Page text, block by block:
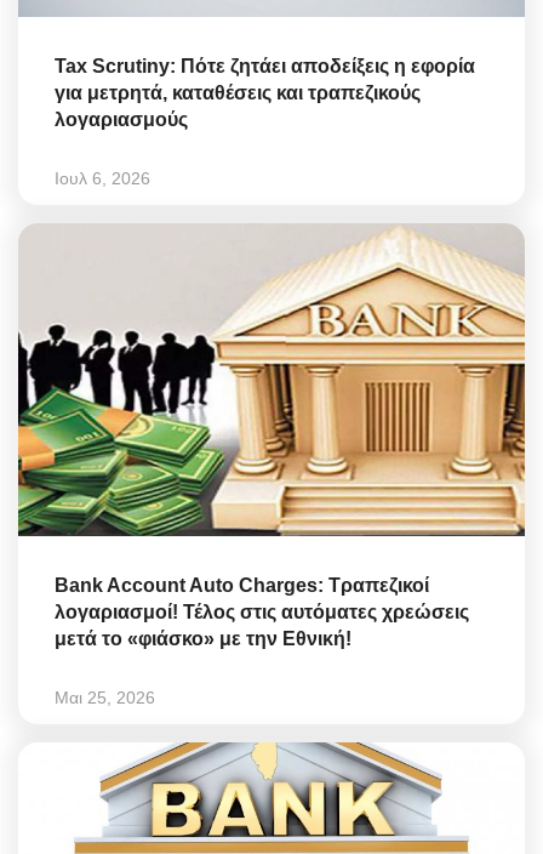
Tax Scrutiny: Πότε ζητάει αποδείξεις η εφορία
για μετρητά, καταθέσεις και τραπεζικούς
λογαριασμούς
Ιουλ 6, 2026
Bank Account Auto Charges: Τραπεζικοί
λογαριασμοί! Τέλος στις αυτόματες χρεώσεις
μετά το «φιάσκο» με την Εθνική!
Μαι 25, 2026